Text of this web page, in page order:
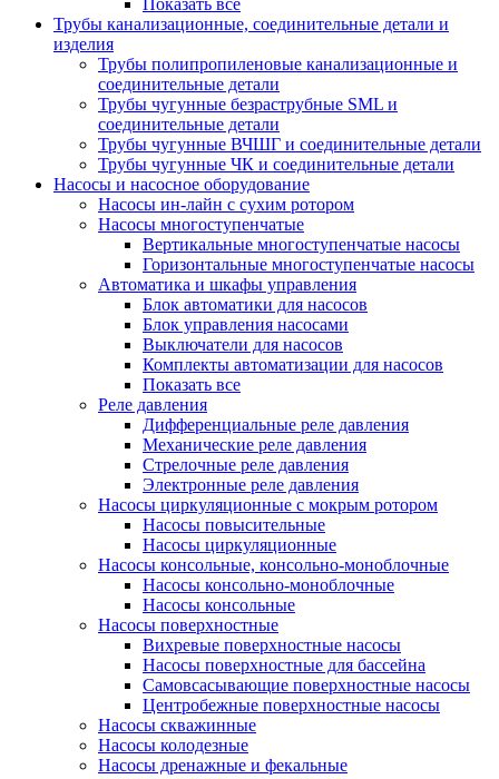
Показать все
Трубы канализационные, соединительные детали и
изделия
Трубы полипропиленовые канализационные и
соединительные детали
Трубы чугунные безраструбные SML и
соединительные детали
Трубы чугунные ВЧШГ и соединительные детали
Трубы чугунные ЧК и соединительные детали
Насосы и насосное оборудование
Насосы ин-лайн с сухим ротором
Насосы многоступенчатые
Вертикальные многоступенчатые насосы
Горизонтальные многоступенчатые насосы
Автоматика и шкафы управления
Блок автоматики для насосов
Блок управления насосами
Выключатели для насосов
Комплекты автоматизации для насосов
Показать все
Реле давления
Дифференциальные реле давления
Механические реле давления
Стрелочные реле давления
Электронные реле давления
Насосы циркуляционные с мокрым ротором
Насосы повысительные
Насосы циркуляционные
Насосы консольные, консольно-моноблочные
Насосы консольно-моноблочные
Насосы консольные
Насосы поверхностные
Вихревые поверхностные насосы
Насосы поверхностные для бассейна
Самовсасывающие поверхностные насосы
Центробежные поверхностные насосы
Насосы скважинные
Насосы колодезные
Насосы дренажные и фекальные